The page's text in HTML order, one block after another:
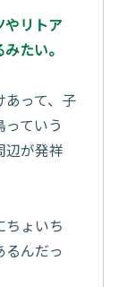
やリトア
たい。
あって、子
ていう
辺が発祥
ちょいち
るんだっ